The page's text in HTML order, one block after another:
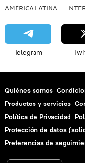
AMÉRICA LATINA
Telegram
Quiénes somos
Productos y servicios
Política de Privacidad
Protección de datos
Preferencias de